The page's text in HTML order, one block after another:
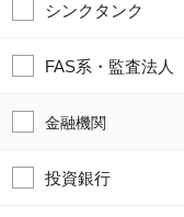
シンクタンク
FAS系・監査法人
金融機関
投資銀行